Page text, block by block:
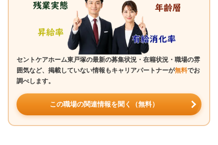
セントケアホーム東戸塚の最新の募集状況・在籍状況・職場の雰
囲気など、掲載していない情報もキャリアパートナーが無料でお
調べします。
この職場の関連情報を聞く（無料）